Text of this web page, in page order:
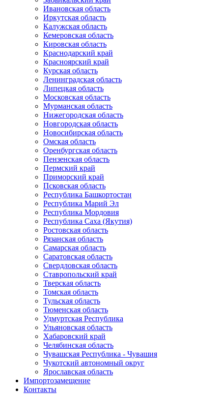
Ивановская область
Иркутская область
Калужская область
Кемеровская область
Кировская область
Краснодарский край
Красноярский край
Курская область
Ленинградская область
Липецкая область
Московская область
Мурманская область
Нижегородская область
Новгородская область
Новосибирская область
Омская область
Оренбургская область
Пензенская область
Пермский край
Приморский край
Псковская область
Республика Башкортостан
Республика Марий Эл
Республика Мордовия
Республика Саха (Якутия)
Ростовская область
Рязанская область
Самарская область
Саратовская область
Свердловская область
Ставропольский край
Тверская область
Томская область
Тульская область
Тюменская область
Удмуртская Республика
Ульяновская область
Хабаровский край
Челябинская область
Чувашская Республика - Чувашия
Чукотский автономный округ
Ярославская область
Импортозамещение
Контакты